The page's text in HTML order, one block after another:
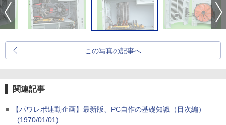
この写真の記事へ
関連記事
【パワレポ連動企画】最新版、PC自作の基礎知識（目次編）
(1970/01/01)